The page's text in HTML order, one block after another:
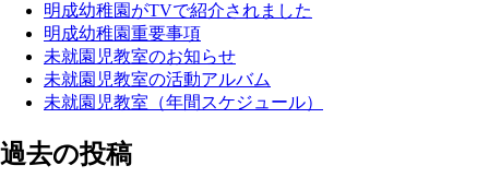
明成幼稚園がTVで紹介されました
明成幼稚園重要事項
未就園児教室のお知らせ
未就園児教室の活動アルバム
未就園児教室（年間スケジュール）
過去の投稿